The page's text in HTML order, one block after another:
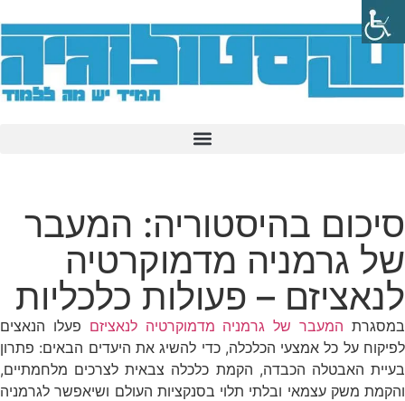
סיכום בהיסטוריה: המעבר
של גרמניה מדמוקרטיה
לנאציזם – פעולות כלכליות
במסגרת המעבר של גרמניה מדמוקרטיה לנאציזם פעלו הנאצים
לפיקוח על כל אמצעי הכלכלה, כדי להשיג את היעדים הבאים: פתרון
בעיית האבטלה הכבדה, הקמת כלכלה צבאית לצרכים מלחמתיים,
והקמת משק עצמאי ובלתי תלוי בסנקציות העולם ושיאפשר לגרמניה